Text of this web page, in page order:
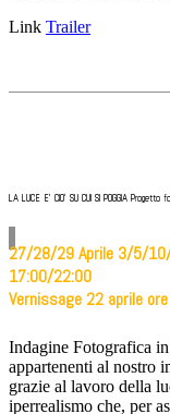
Link Trailer
LA LUCE E' CIO' SU CUI SI POGGIA
27/28/29 Aprile 3/5/
17:00/22:00
Vernissage 22 aprile
Indagine Fotografica
appartenenti al nostro
grazie al lavoro della
iperrealismo che, per